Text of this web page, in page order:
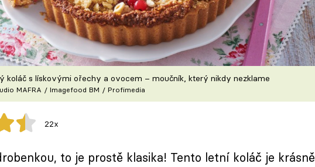
koláč s lískovými ořechy a ovocem – moučník, který nikdy nezklame
MAFRA / Imagefood BM / Profimedia
22x
to je prostě klasika! Tento letní koláč je krásně